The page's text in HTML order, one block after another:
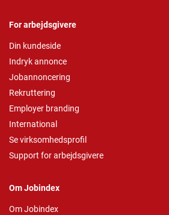
For arbejdsgivere
Din kundeside
Indryk annonce
Jobannoncering
Rekruttering
Employer branding
International
Se virksomhedsprofil
Support for arbejdsgivere
Om Jobindex
Om Jobindex